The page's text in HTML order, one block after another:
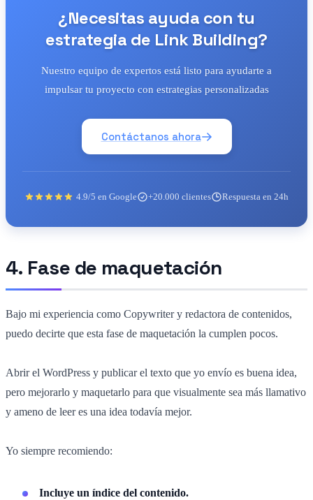
¿Necesitas ayuda con tu
estrategia de Link Building?
Nuestro equipo de expertos está listo para ayudarte a
impulsar tu proyecto con estrategias personalizadas
Contáctanos ahora
4.9/5 en Google +20.000 clientes Respuesta en 24h
4. Fase de maquetación
Bajo mi experiencia como Copywriter y redactora de contenidos,
puedo decirte que esta fase de maquetación la cumplen pocos.
Abrir el WordPress y publicar el texto que yo envío es buena idea,
pero mejorarlo y maquetarlo para que visualmente sea más llamativo
y ameno de leer es una idea todavía mejor.
Yo siempre recomiendo:
Incluye un índice del contenido.